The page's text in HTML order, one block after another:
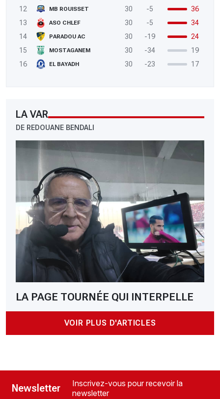
12
MB ROUISSET 30 -5
36
13
ASO CHLEF 30 -5
34
14
PARADOU AC 30 -19
24
15
MOSTAGANEM 30 -34
19
16
EL BAYADH 30 -23 17
LA VAR
DE REDOUANE BENDALI
LA PAGE TOURNÉE QUI INTERPELLE
VOIR PLUS D'ARTICLES
Newsletter
Inscrivez-vous pour recevoir la
newsletter